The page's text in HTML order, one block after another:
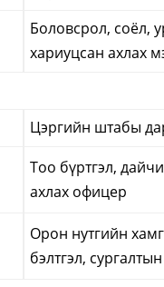
Боловсрол, соёл,
хариуцсан ахлах
Цэргийн штабы
Тоо бүртгэл,
ахлах офицер
Орон нутгийн
бэлтгэл,